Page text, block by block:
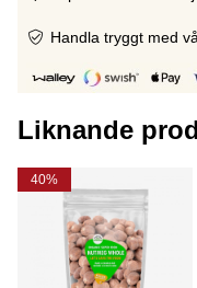
Handla tryggt med
Liknande
40%